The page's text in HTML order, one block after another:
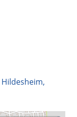
Hildesheim,